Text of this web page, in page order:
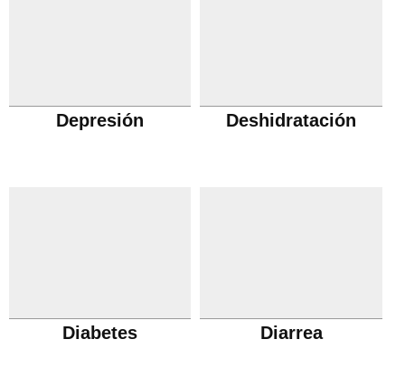
Depresión Deshidratación
Diabetes Diarrea